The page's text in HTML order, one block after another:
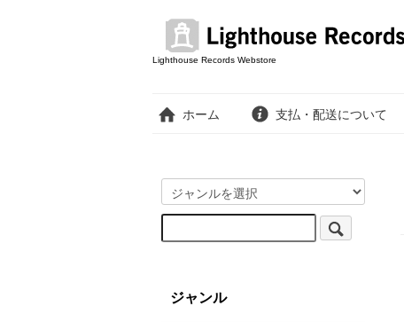
Lighthouse Records Webstore
ホーム 支払・配送について
ジャンル